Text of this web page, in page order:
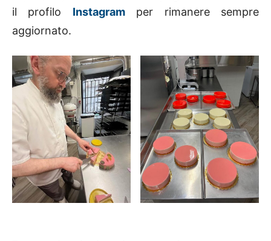
il profilo Instagramper rimanere sempre
aggiornato.